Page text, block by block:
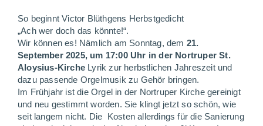
So beginnt Victor Blüthgens Herbstgedicht
„Ach wer doch das könnte!“.
Wir können es! Nämlich am Sonntag, dem 21.
September 2025, um 17:00 Uhr in der Nortruper St.
Aloysius-Kirche Lyrik zur herbstlichen Jahreszeit und
dazu passende Orgelmusik zu Gehör bringen.
Im Frühjahr ist die Orgel in der Nortruper Kirche gereinigt
und neu gestimmt worden. Sie klingt jetzt so schön, wie
seit langem nicht. Die Kosten allerdings für die Sanierung